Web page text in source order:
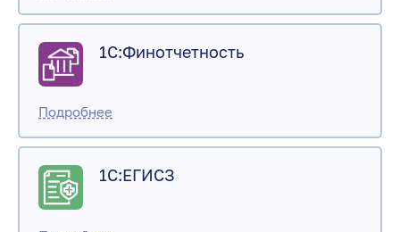
1С:Финотчетность
1С:ЕГИСЗ